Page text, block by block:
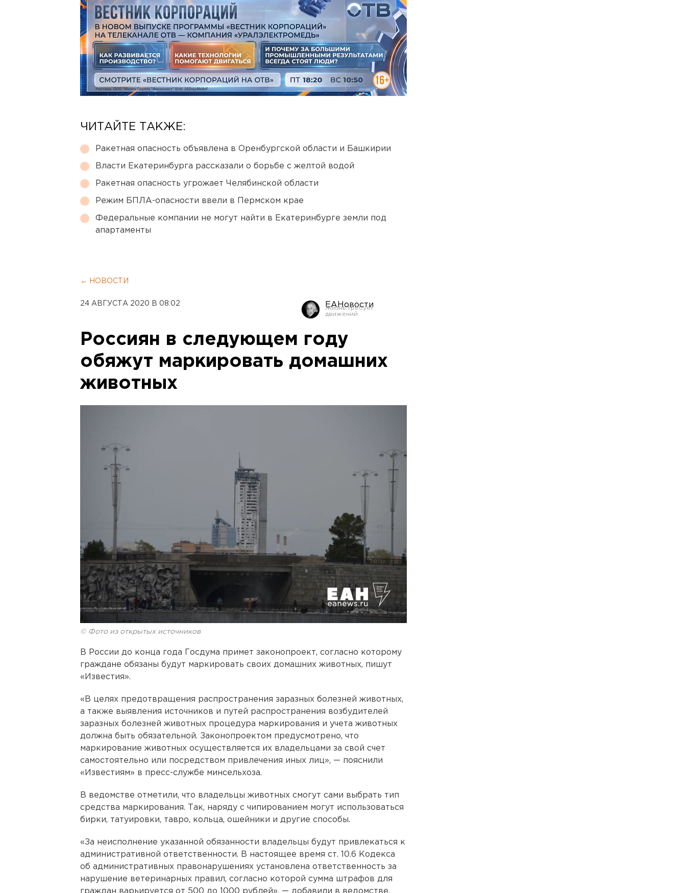
ЧИТАЙТЕ ТАКЖЕ:
Ракетная опасность объявлена в Оренбургской области и Башкирии
Власти Екатеринбурга рассказали о борьбе с желтой водой
Ракетная опасность угрожает Челябинской области
Режим БПЛА-опасности ввели в Пермском крае
Федеральные компании не могут найти в Екатеринбурге земли под
апартаменты
← НОВОСТИ
24 АВГУСТА 2020 В 08:02 ЕАНовости
Россиян в следующем году
обяжут маркировать домашних
животных
© Фото из открытых источников
В России до конца года Госдума примет законопроект, согласно которому
граждане обязаны будут маркировать своих домашних животных, пишут
«Известия».
«В целях предотвращения распространения заразных болезней животных,
а также выявления источников и путей распространения возбудителей
заразных болезней животных процедура маркирования и учета животных
должна быть обязательной. Законопроектом предусмотрено, что
маркирование животных осуществляется их владельцами за свой счет
самостоятельно или посредством привлечения иных лиц», — пояснили
«Известиям» в пресс-службе минсельхоза.
В ведомстве отметили, что владельцы животных смогут сами выбрать тип
средства маркирования. Так, наряду с чипированием могут использоваться
бирки, татуировки, тавро, кольца, ошейники и другие способы.
«За неисполнение указанной обязанности владельцы будут привлекаться к
административной ответственности. В настоящее время ст. 10.6 Кодекса
об административных правонарушениях установлена ответственность за
нарушение ветеринарных правил, согласно которой сумма штрафов для
граждан варьируется от 500 до 1000 рублей», — добавили в ведомстве.